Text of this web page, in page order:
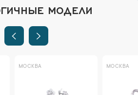
МОДЕЛИ
МОСКВА МОСКВА